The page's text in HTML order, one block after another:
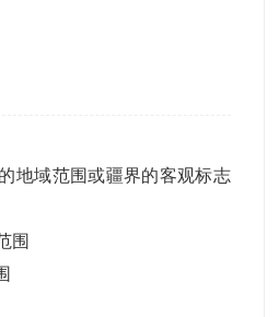
地域范围或疆界的客观标志
围